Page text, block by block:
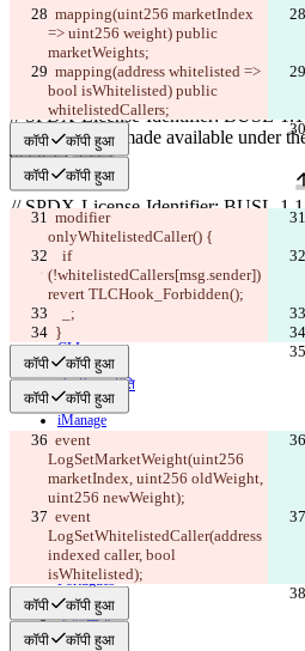
=> uint256 weight) public
marketWeights;
mapping(address whitelisted =>
bool isWhitelisted) public
whitelistedCallers;
कॉपी कॉपी हुआ
कॉपी कॉपी हुआ
onlyWhitelistedCaller() {
(!whitelistedCallers[msg.sender])
revert TLCHook_Forbidden();
_;
  }
कॉपी कॉपी हुआ
कॉपी कॉपी हुआ
LogSetMarketWeight(uint256
marketIndex, uint256 oldWeight,
uint256 newWeight);
LogSetWhitelistedCaller(address
indexed caller, bool
isWhitelisted);
कॉपी कॉपी हुआ
कॉपी कॉपी हुआ
सेव किए गए Diffs
ऑरिजनल टेक्स्ट
परिवर्तित टेक्स्ट
अंतर खोजें
© 2026 Checker Software Inc.
संपर्क करें
CLI
शर्तें
गोपनीयता नीति
API
iManage
English
Deutsch
Español
Français
हिन्दी
Italiano
日本語
Português
简体中文
繁體中文
한국어